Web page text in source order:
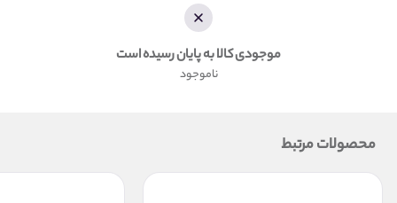
موجودی کالا به پایان رسیده است
ناموجود
محصولات مرتبط